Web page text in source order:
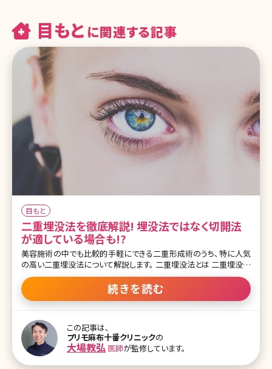
目もと に関連する記事
目もと
二重埋没法を徹底解説! 埋没法ではなく切開法
が適している場合も!?
美容施術の中でも比較的手軽にできる二重形成術のうち、特に人気
の高い二重埋没法について解説します。 二重埋没法とは 二重埋没法
は、まぶたの表側の皮膚からと裏側の粘膜へ、極細の特殊な糸を通
し、数カ所knot（糸の結び目）を作って固定することにより二重のライ
ンを作る方法です。 いきなり切開する施術は不安を感じる人もおられ
目立つ傷が残るといった心配はほとんどありません。 固定力の強い
方法を用いれば半永久的な二重瞼が形成されます。 二重埋没法固
定点数の違いについて 二重埋没法には、2点固定、4点固定、6点固
定などの固定法があります。それぞれの違いは、糸を何箇所固定する
かということです。一般的には、固定点数が多いほど、強度があり、さ
続きを読む
この記事は、
プリモ麻布十番クリニックの
大場教弘 医師が監修しています。